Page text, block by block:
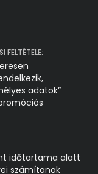
FELTÉTELE:
adatok”
időtartama alatt
számítanak